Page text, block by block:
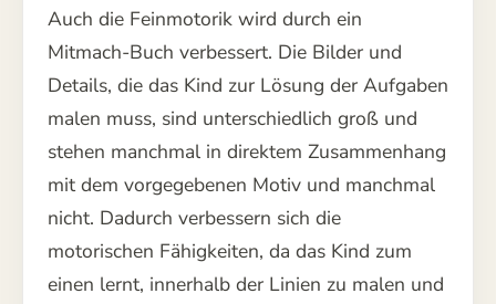
Auch die Feinmotorik wird durch ein
Mitmach-Buch verbessert. Die Bilder und
Details, die das Kind zur Lösung der Aufgaben
malen muss, sind unterschiedlich groß und
stehen manchmal in direktem Zusammenhang
mit dem vorgegebenen Motiv und manchmal
nicht. Dadurch verbessern sich die
motorischen Fähigkeiten, da das Kind zum
einen lernt, innerhalb der Linien zu malen und